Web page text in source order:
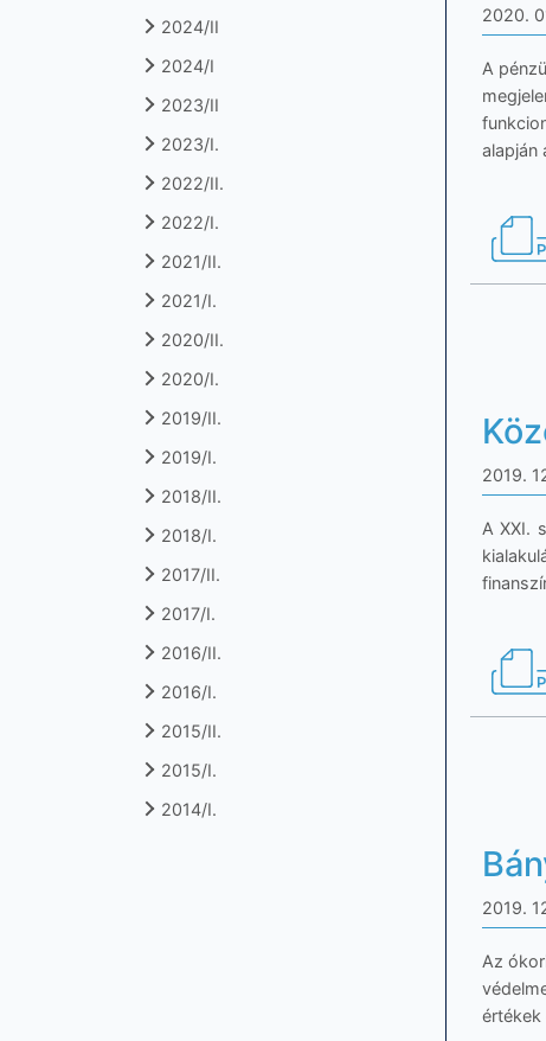
2024/II
2024/I
2023/II
2023/I.
2022/II.
2022/I.
2021/II.
2021/I.
2020/II.
2020/I.
2019/II.
2019/I.
2018/II.
2018/I.
2017/II.
2017/I.
2016/II.
2016/I.
2015/II.
2015/I.
2014/I.
2020.
A
alapján
2019.
A XXI.
2019.
Az
értékek